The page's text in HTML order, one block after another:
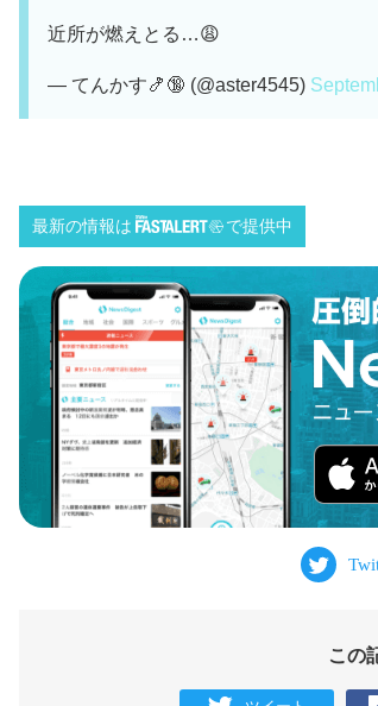
近所が燃えとる…😩
— てんかす🍤🔞 (@aster4545)
最新の情報は で提供中
この